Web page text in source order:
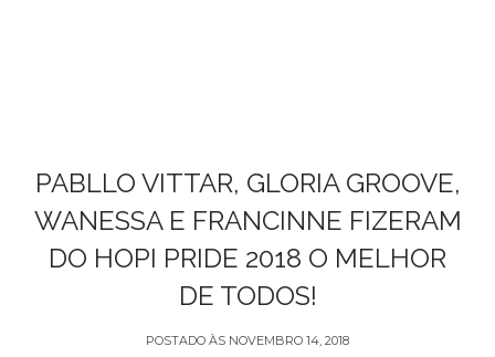
PABLLO VITTAR, GLORIA GROOVE,
WANESSA E FRANCINNE FIZERAM
DO HOPI PRIDE 2018 O MELHOR
DE TODOS!
POSTADO ÀS NOVEMBRO 14, 2018